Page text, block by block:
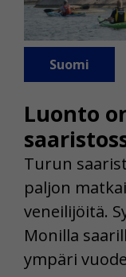
Luonto
Suomi
Turun
paljon
veneilijöitä.
Monilla
ympäri